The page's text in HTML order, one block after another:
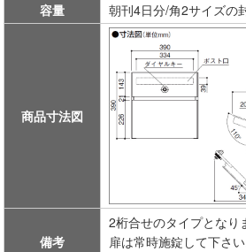
容量
朝刊4日分/角2サイズの
商品寸法図
備考
2桁合せのタイプとなり
扉は常時施錠して下さ